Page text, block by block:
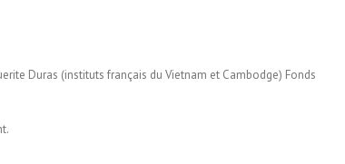
Duras (instituts français du Vietnam et Cambodge) Fonds